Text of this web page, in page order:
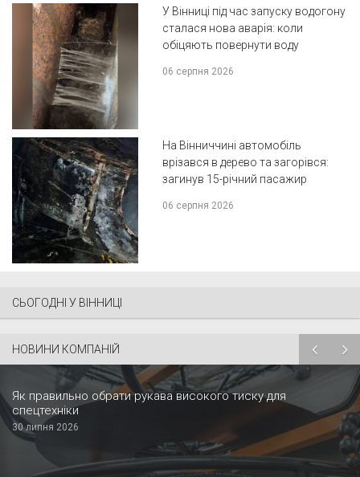
У Вінниці під час запуску водогону
сталася нова аварія: коли
обіцяють повернути воду
06 серпня 2026
На Вінниччині автомобіль
врізався в дерево та загорівся:
загинув 15-річний пасажир
06 серпня 2026
СЬОГОДНІ У ВІННИЦІ
НОВИНИ КОМПАНІЙ
Як правильно обрати рукава високого тиску для
спецтехніки
30 липня 2026